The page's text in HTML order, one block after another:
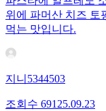
위에 파머산 치즈 토
먹는 맛입니다.
지니5344503
조회수 691 25.09.23